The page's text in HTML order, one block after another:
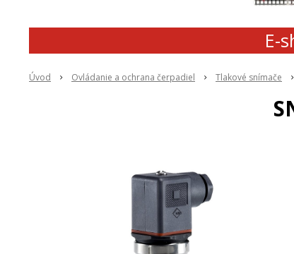
E-
Úvod Ovládanie a ochrana čerpadiel Tlakové snímače